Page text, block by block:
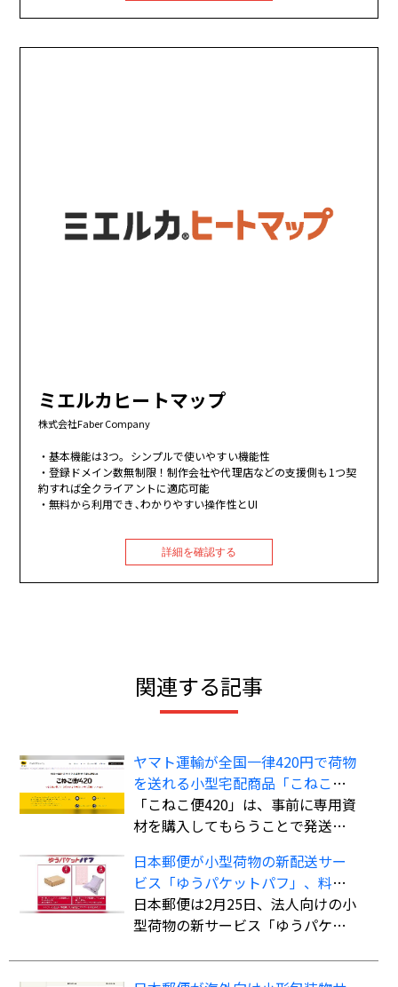
ミエルカヒートマップ
株式会社Faber Company
基本機能は3つ。シンプルで使いやすい機能性
登録ドメイン数無制限！制作会社や代理店などの支援側も1つ契
約すれば全クライアントに適応可能
無料から利用でき､わかりやすい操作性とUI
詳細を確認する
関連する記事
ヤマト運輸が全国一律420円で荷物
を送れる小型宅配商品「こねこ便
420」を全国展開
「こねこ便420」は、事前に専用資
材を購入してもらうことで発送時
全国一律420円で商品を配送する小
型宅配商品。法人、個人事業主の
ほか、個人も利用可能。
日本郵便が小型荷物の新配送サー
ビス「ゆうパケットパフ」、料金
は全国一律で「ゆうパック」より
も“お得”
日本郵便は2月25日、法人向けの小
型荷物の新サービス「ゆうパケッ